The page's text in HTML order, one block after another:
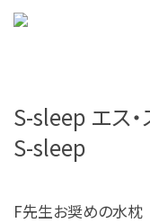
S-sleep エス・
S-sleep
F先生お奨めの水枕